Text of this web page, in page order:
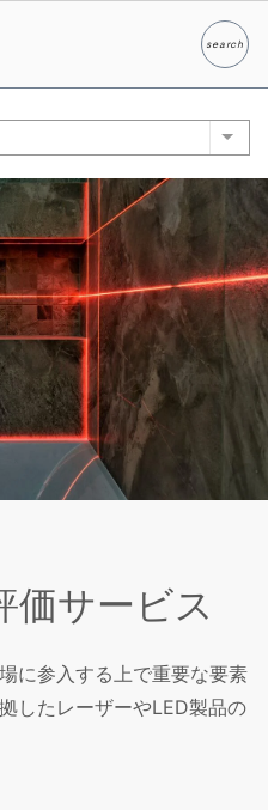
search
検索
List
価サービス
に参入する上で重要な要素
したレーザーやLED製品の